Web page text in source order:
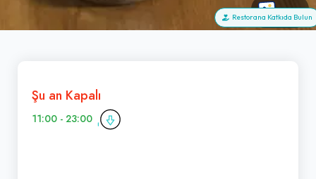
+72
Restorana Katkıda Bulun
Şu an Kapalı
11:00 - 23:00